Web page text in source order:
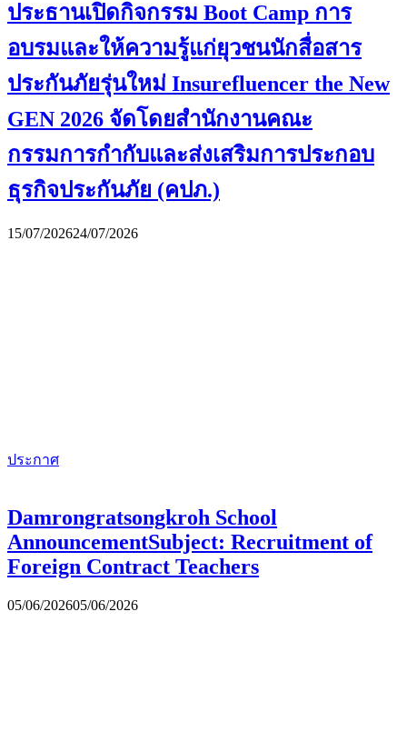
ประธานเปิดกิจกรรม Boot Camp การ
อบรมและให้ความรู้แก่ยุวชนนักสื่อสาร
ประกันภัยรุ่นใหม่ Insurefluencer the New
GEN 2026 จัดโดยสำนักงานคณะ
กรรมการกำกับและส่งเสริมการประกอบ
ธุรกิจประกันภัย (คปภ.)
15/07/202624/07/2026
ประกาศ
Damrongratsongkroh School
AnnouncementSubject: Recruitment of
Foreign Contract Teachers
05/06/202605/06/2026